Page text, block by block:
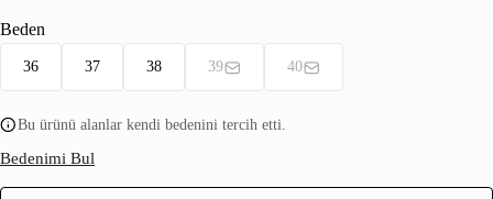
Beden
36 37 38 39 40
Bu ürünü alanlar kendi bedenini tercih etti.
Bedenimi Bul